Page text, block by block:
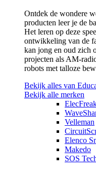
Ontdek de wondere
producten leer je de
Het leren op deze
ontwikkeling van de
kan jong en oud zich
projecten als AM-
robots met talloze
Bekijk alles van
Bekijk alle merken
Velleman
Elenco
Makedo
SOS